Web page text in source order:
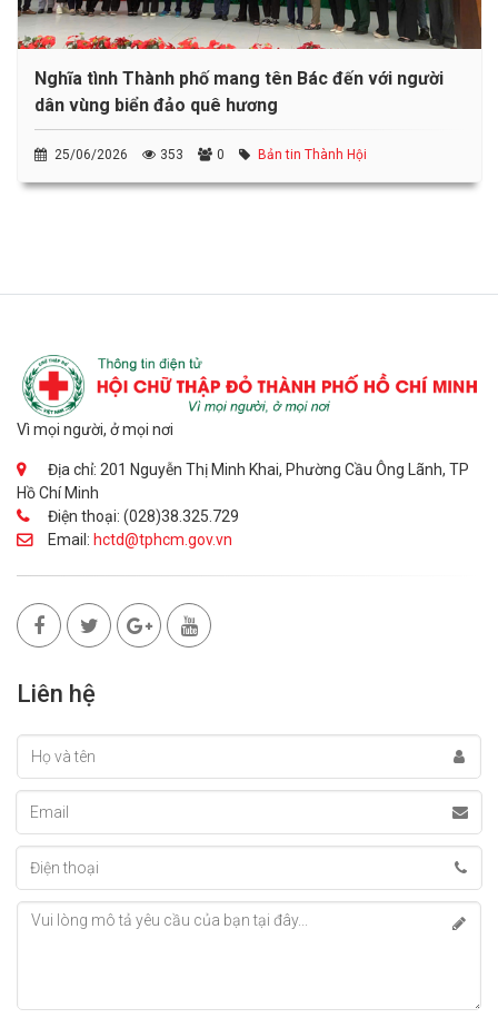
Nghĩa tình Thành phố mang tên Bác đến với người
dân vùng biển đảo quê hương
25/06/2026 353 0 Bản tin Thành Hội
Vì mọi người, ở mọi nơi
Địa chỉ: 201 Nguyễn Thị Minh Khai, Phường Cầu Ông Lãnh, TP
Hồ Chí Minh
Điện thoại: (028)38.325.729
Email: hctd@tphcm.gov.vn
Liên hệ